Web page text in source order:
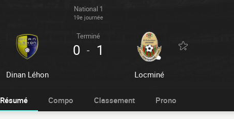
National 1
19e journée
Dinan Léhon
Terminé
0 - 1
Locminé
Résumé Compo Classement Prono